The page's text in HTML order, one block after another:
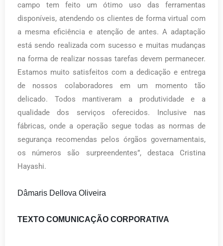
campo tem feito um ótimo uso das ferramentas
disponíveis, atendendo os clientes de forma virtual com
a mesma eficiência e atenção de antes. A adaptação
está sendo realizada com sucesso e muitas mudanças
na forma de realizar nossas tarefas devem permanecer.
Estamos muito satisfeitos com a dedicação e entrega
de nossos colaboradores em um momento tão
delicado. Todos mantiveram a produtividade e a
qualidade dos serviços oferecidos. Inclusive nas
fábricas, onde a operação segue todas as normas de
segurança recomendas pelos órgãos governamentais,
os números são surpreendentes”, destaca Cristina
Hayashi.
Dâmaris Dellova Oliveira
TEXTO COMUNICAÇÃO CORPORATIVA